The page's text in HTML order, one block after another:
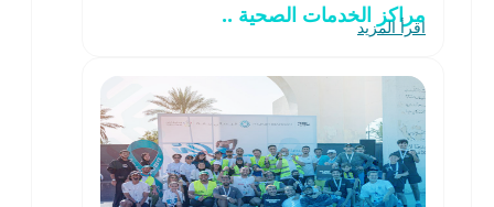
مراكز الخدمات الصحية ..
اقرأ المزيد